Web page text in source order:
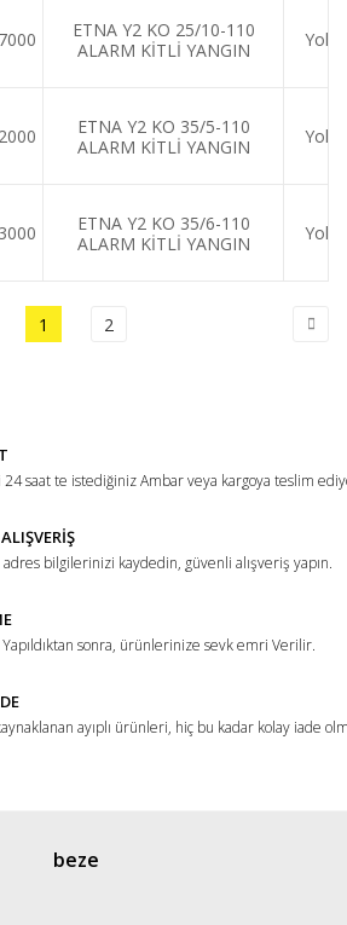
ETNA Y2 KO 25/10-110
ALARM KİTLİ YANGIN
Yok
ETNA Y2 KO 35/5-110
ALARM KİTLİ YANGIN
Yok
ETNA Y2 KO 35/6-110
ALARM KİTLİ YANGIN
Yok
1 2
saat te istediğiniz Ambar veya kargoya teslim
bilgilerinizi kaydedin, güvenli alışveriş yapın.
sonra, ürünlerinize sevk emri Verilir.
ayıplı ürünleri, hiç bu kadar kolay iade
beze